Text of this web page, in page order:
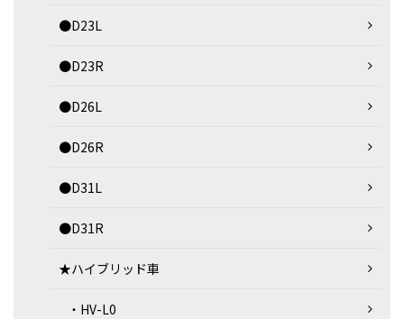
●D23L
●D23R
●D26L
●D26R
●D31L
●D31R
★ハイブリッド車
・HV-L0